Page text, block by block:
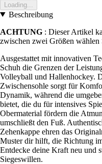
Loading...
Beschreibung
ACHTUNG : Dieser Artikel
zwischen zwei Größen wählen
Ausgestattet mit innovativen
Schuh die Grenzen der
Volleyball und Hallenhockey.
Zwischensohle sorgt für
Dynamik, während die
bietet, die du für intensives
Obermaterial fördern die
umschließt den Fuß.
Zehenkappe ehren das
Muster dir hilft, die Richtung
Entdecke deine Kraft neu und
Siegeswillen.